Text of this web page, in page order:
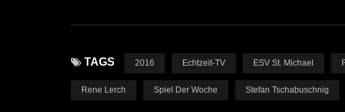
TAGS 2016 Echtzeit-TV ESV St. Michael
Rene Lerch Spiel Der Woche Stefan Tschabuschnig